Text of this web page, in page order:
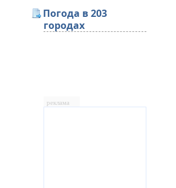
Погода в 203
городах
реклама